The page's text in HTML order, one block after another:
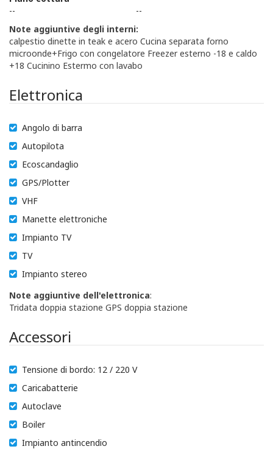
--
--
Note aggiuntive degli interni:
calpestio dinette in teak e acero Cucina separata forno
microonde+Frigo con congelatore Freezer esterno -18 e caldo
+18 Cucinino Estermo con lavabo
Elettronica
Angolo di barra
Autopilota
Ecoscandaglio
GPS/Plotter
VHF
Manette elettroniche
Impianto TV
TV
Impianto stereo
Note aggiuntive dell'elettronica:
Tridata doppia stazione GPS doppia stazione
Accessori
Tensione di bordo: 12 / 220 V
Caricabatterie
Autoclave
Boiler
Impianto antincendio